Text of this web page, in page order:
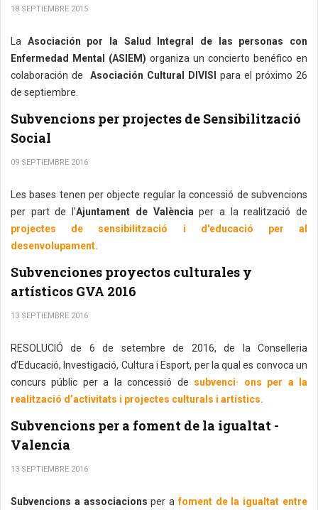
18 SEPTIEMBRE 2015
La Asociación por la Salud Integral de las personas con
Enfermedad Mental (ASIEM) organiza un concierto benéfico en
colaboración de
Asociación Cultural DIVISI
para el próximo 26
de septiembre.
Subvencions per projectes de Sensibilització
Social
09 SEPTIEMBRE 2016
Les bases tenen per objecte regular la concessió de subvencions
per part de l'Ajuntament de València per a la realització de
projectes de sensibilització i d'educació per al
desenvolupament.
Subvenciones proyectos culturales y
artísticos GVA 2016
13 SEPTIEMBRE 2016
RESOLUCIÓ de 6 de setembre de 2016, de la Conselleria
d’Educació, Investigació, Cultura i Esport, per la qual es convoca un
concurs públic per a la concessió de subvenci· ons per a la
realització d’activitats i projectes culturals i artístics.
Subvencions per a foment de la igualtat -
Valencia
13 SEPTIEMBRE 2016
Subvencions a associacions per a foment de la igualtat entre